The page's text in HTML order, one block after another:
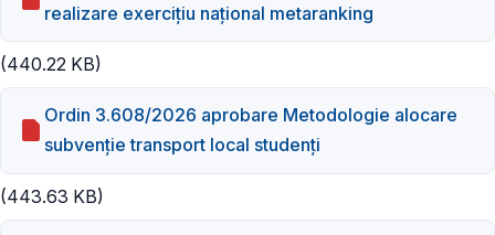
realizare exerciţiu naţional metaranking
(440.22 KB)
Ordin 3.608/2026 aprobare Metodologie alocare
subvenție transport local studenți
(443.63 KB)